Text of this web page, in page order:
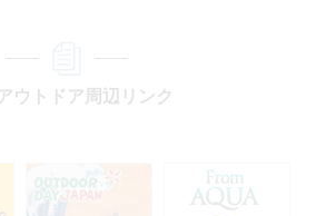
ウトドア周辺リンク